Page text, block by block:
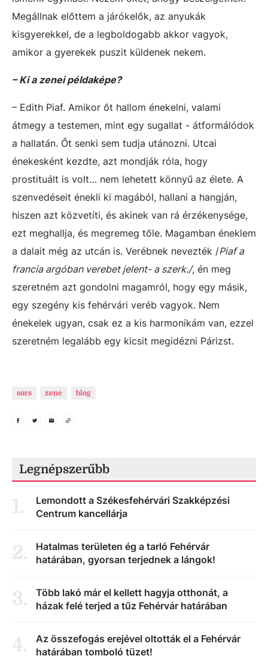
Megállnak előttem a járókelők, az anyukák
kisgyerekkel, de a legboldogabb akkor vagyok,
amikor a gyerekek puszit küldenek nekem.
– Ki a zenei példaképe?
– Edith Piaf. Amikor őt hallom énekelni, valami
átmegy a testemen, mint egy sugallat - átformálódok
a hallatán. Őt senki sem tudja utánozni. Utcai
énekesként kezdte, azt mondják róla, hogy
prostituált is volt… nem lehetett könnyű az élete. A
szenvedéseit énekli ki magából, hallani a hangján,
hiszen azt közvetíti, és akinek van rá érzékenysége,
ezt meghallja, és megremeg tőle. Magamban éneklem
a dalait még az utcán is. Verébnek nevezték /Piaf a
francia argóban verebet jelent- a szerk./, én meg
szeretném azt gondolni magamról, hogy egy másik,
egy szegény kis fehérvári veréb vagyok. Nem
énekelek ugyan, csak ez a kis harmonikám van, ezzel
szeretném legalább egy kicsit megidézni Párizst.
sors zene blog
Legnépszerűbb
1.
Lemondott a Székesfehérvári Szakképzési
Centrum kancellárja
2.
Hatalmas területen ég a tarló Fehérvár
határában, gyorsan terjednek a lángok!
3.
Több lakó már el kellett hagyja otthonát, a
házak felé terjed a tűz Fehérvár határában
4.
Az összefogás erejével oltották el a Fehérvár
határában tomboló tüzet!